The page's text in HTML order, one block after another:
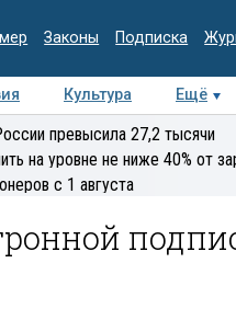
Законы Подписка
Культура Ещё
Интервью Колумнисты
превысила 27,2 тысячи
на уровне не ниже 40% от
с 1 августа